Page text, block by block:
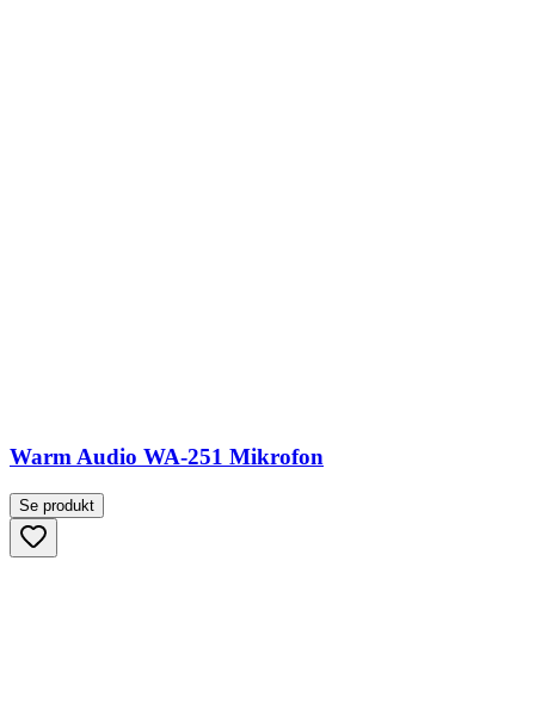
Warm Audio WA-251 Mikrofon
Se produkt